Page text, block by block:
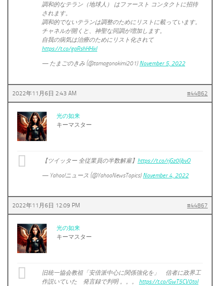
調和的なテラン（地球人） はファースト コンタクトに招待
されます。
調和的でないテランは調整のためにリストに載っています。
チャネルが開くと、神聖な同調が増加します。
自我の病気は治療のためにリスト化されて
https://t.co/gaRshHHixl
— たまごのきみ (@tamagonokimi201) November 5, 2022
2022年11月6日 2:43 AM #44862
光の如来
キーマスター
【ツイッター 全従業員の半数解雇】 https://t.co/rjGz0IjbvO
— Yahoo!ニュース (@YahooNewsTopics) November 4, 2022
2022年11月6日 12:09 PM #44867
光の如来
キーマスター
旧統一協会教祖「安倍派中心に関係強化を」 信者に政界工
作説いていた 発言録で判明 。。。 https://t.co/GwT5CV0toI